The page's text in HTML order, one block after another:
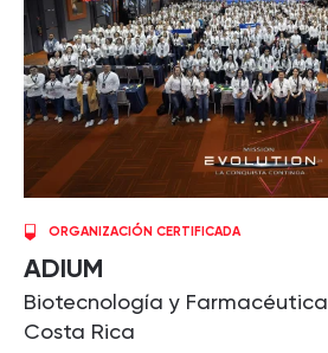
ORGANIZACIÓN CERTIFICADA
ADIUM
Biotecnología y Farmacéutica
Costa Rica